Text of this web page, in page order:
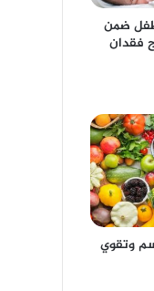
طفل ضمن
فقدان
وتقوي